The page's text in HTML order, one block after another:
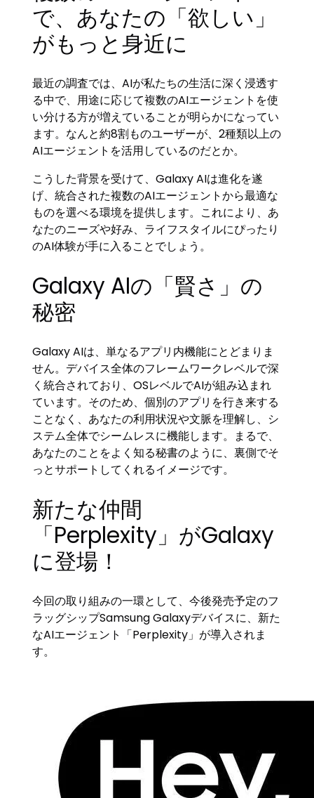
で、あなたの「欲しい」
がもっと身近に
最近の調査では、AIが私たちの生活に深く浸透す
る中で、用途に応じて複数のAIエージェントを使
い分ける方が増えていることが明らかになってい
ます。なんと約8割ものユーザーが、2種類以上の
AIエージェントを活用しているのだとか。
こうした背景を受けて、Galaxy AIは進化を遂
げ、統合された複数のAIエージェントから最適な
ものを選べる環境を提供します。これにより、あ
なたのニーズや好み、ライフスタイルにぴったり
のAI体験が手に入ることでしょう。
Galaxy AIの「賢さ」の
秘密
Galaxy AIは、単なるアプリ内機能にとどまりま
せん。デバイス全体のフレームワークレベルで深
く統合されており、OSレベルでAIが組み込まれ
ています。そのため、個別のアプリを行き来する
ことなく、あなたの利用状況や文脈を理解し、シ
ステム全体でシームレスに機能します。まるで、
あなたのことをよく知る秘書のように、裏側でそ
っとサポートしてくれるイメージです。
新たな仲間
「Perplexity」がGalaxy
に登場！
今回の取り組みの一環として、今後発売予定のフ
ラッグシップSamsung Galaxyデバイスに、新た
なAIエージェント「Perplexity」が導入されま
す。